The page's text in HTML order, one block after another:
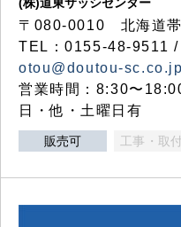
〒080-0010 北海道
TEL：0155-48-9511
otou@doutou-sc.co.jp
営業時間：8:30〜
日・他・土曜日有
販売可 工事・取